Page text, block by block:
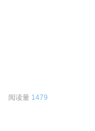
阅读量 1479